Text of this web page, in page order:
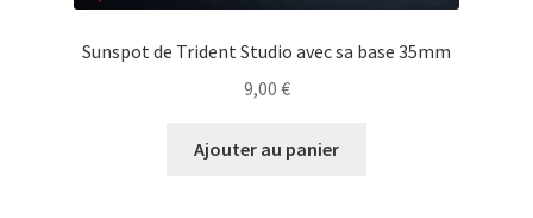
Sunspot de Trident Studio avec sa base 35mm
9,00 €
Ajouter au panier